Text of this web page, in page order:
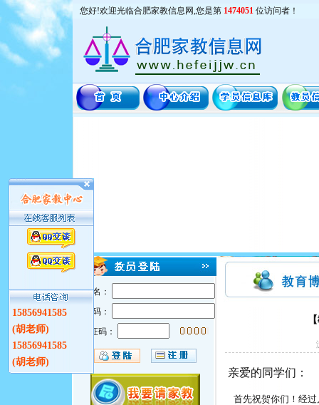
您好!欢迎光临合肥家教信息网,您是第 1474051 位访问者！
用户名：
密 码：
验证码：
亲爱的同学们：
首先祝贺你们！经过
15856941585
(胡老师)
15856941585
(胡老师)